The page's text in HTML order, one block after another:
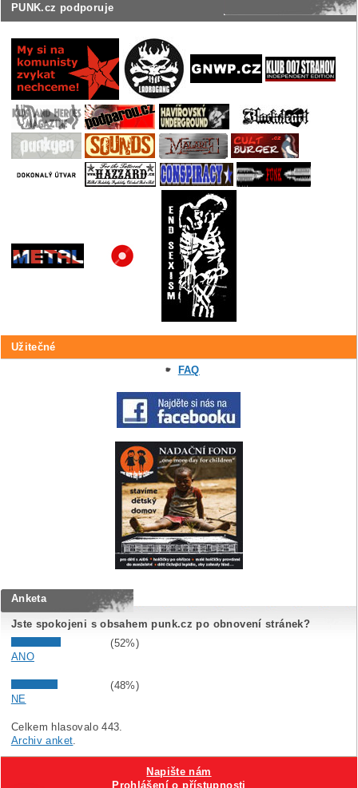
PUNK.cz podporuje
Užitečné
FAQ
Anketa
Jste spokojeni s obsahem punk.cz po obnovení stránek?
(52%)
ANO
(48%)
NE
Celkem hlasovalo 443.
Archiv anket
Napište nám
Prohlášení o přístupnosti